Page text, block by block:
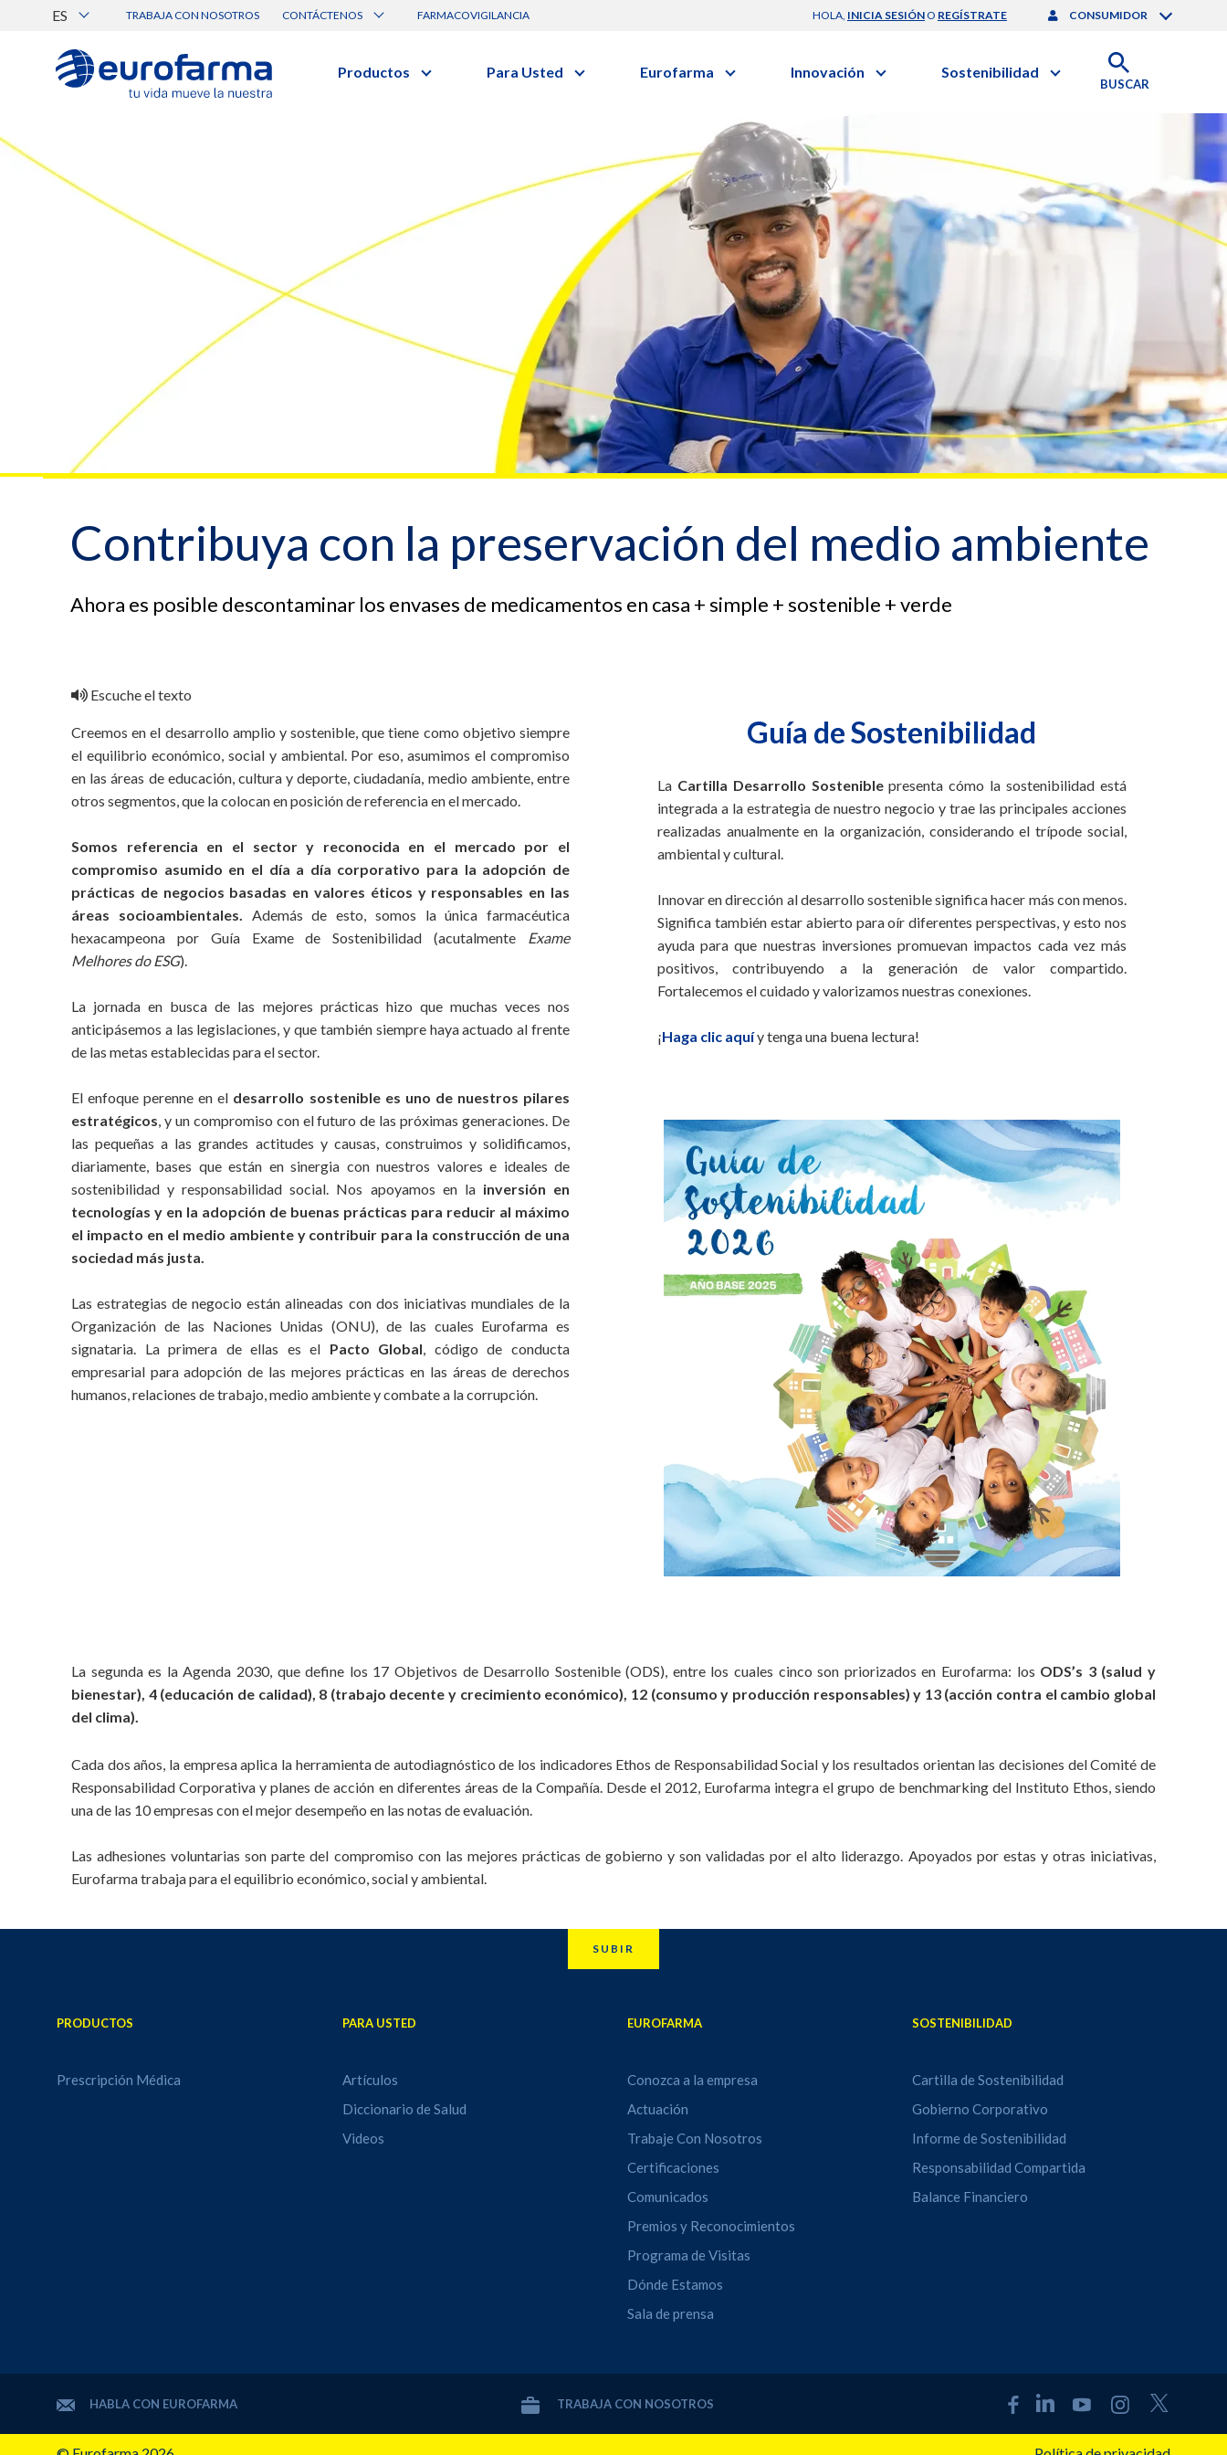
ES TRABAJA CON NOSOTROS CONTÁCTENOS
Canal de Ética Eurofarma
FARMACOVIGILANCIA HOLA, INICIA SESIÓNO REGÍSTRATE CONSUMIDOR
Productos
BUSCAR PRODUCTOS
BUSCAR POR CATEGORÍA
Prescripción
Médica
Para Usted Eurofarma
Trabaje Con Nosotros
Certificaciones
Comunicados
Premios y Reconocimientos
Programa de Visitas
Innovación
Nuevos Negocios
Investigación Clínica
Investigación y Desarrollo
Profesionales de Salud | EurON Pro
Sostenibilidad
Informe de Sostenibilidad
Responsabilidad Compartida
Balance Financiero
BUSCAR
Contribuya con la preservación del medio ambiente
Ahora es posible descontaminar los envases de medicamentos en casa + simple + sostenible + verde
Escuche el texto
Creemos en el desarrollo amplio y sostenible, que tiene como objetivo siempre
el equilibrio económico, social y ambiental. Por eso, asumimos el compromiso
en las áreas de educación, cultura y deporte, ciudadanía, medio ambiente, entre
otros segmentos, que la colocan en posición de referencia en el mercado.
Somos referencia en el sector y reconocida en el mercado por el
compromiso asumido en el día a día corporativo para la adopción de
prácticas de negocios basadas en valores éticos y responsables en las
áreas socioambientales.
Además de esto, somos la única farmacéutica
hexacampeona por Guía Exame de Sostenibilidad (acutalmente
Exame
Melhores do ESG).
La jornada en busca de las mejores prácticas hizo que muchas veces nos
anticipásemos a las legislaciones, y que también siempre haya actuado al frente
de las metas establecidas para el sector.
El enfoque perenne en el desarrollo sostenible es uno de nuestros pilares
estratégicos , y un compromiso con el futuro de las próximas generaciones. De
las pequeñas a las grandes actitudes y causas, construimos y solidificamos,
diariamente, bases que están en sinergia con nuestros valores e ideales de
sostenibilidad y responsabilidad social. Nos apoyamos en la inversión en
tecnologías y en la adopción de buenas prácticas para reducir al máximo
el impacto en el medio ambiente y contribuir para la construcción de una
sociedad más justa.
Las estrategias de negocio están alineadas con dos iniciativas mundiales de la
Organización de las Naciones Unidas (ONU), de las cuales Eurofarma es
signataria. La primera de ellas es el Pacto Global , código de conducta
empresarial para adopción de las mejores prácticas en las áreas de derechos
humanos, relaciones de trabajo, medio ambiente y combate a la corrupción.
Guía de Sostenibilidad
La Cartilla Desarrollo Sosteniblepresenta cómo la sostenibilidad está
integrada a la estrategia de nuestro negocio y trae las principales acciones
realizadas anualmente en la organización, considerando el trípode social,
ambiental y cultural.
Innovar en dirección al desarrollo sostenible significa hacer más con menos.
Significa también estar abierto para oír diferentes perspectivas, y esto nos
ayuda para que nuestras inversiones promuevan impactos cada vez más
positivos, contribuyendo a la generación de valor compartido.
Fortalecemos el cuidado y valorizamos nuestras conexiones.
¡Haga clic aquíy tenga una buena lectura!
La segunda es la Agenda 2030, que define los 17 Objetivos de Desarrollo Sostenible (ODS), entre los cuales cinco son priorizados en Eurofarma: los ODS’s 3 (salud y
bienestar), 4 (educación de calidad), 8 (trabajo decente y crecimiento económico), 12 (consumo y producción responsables) y 13 (acción contra el cambio global
del clima).
Cada dos años, la empresa aplica la herramienta de autodiagnóstico de los indicadores Ethos de Responsabilidad Social y los resultados orientan las decisiones del Comité de
Responsabilidad Corporativa y planes de acción en diferentes áreas de la Compañía. Desde el 2012, Eurofarma integra el grupo de benchmarking del Instituto Ethos, siendo
una de las 10 empresas con el mejor desempeño en las notas de evaluación.
Las adhesiones voluntarias son parte del compromiso con las mejores prácticas de gobierno y son validadas por el alto liderazgo. Apoyados por estas y otras iniciativas,
Eurofarma trabaja para el equilibrio económico, social y ambiental.
SUBIR
PRODUCTOS
Prescripción Médica
PARA USTED
Artículos
Diccionario de Salud
Videos
EUROFARMA
Conozca a la empresa
Actuación
Trabaje Con Nosotros
Certificaciones
Comunicados
Premios y Reconocimientos
Programa de Visitas
Dónde Estamos
Sala de prensa
SOSTENIBILIDAD
Cartilla de Sostenibilidad
Gobierno Corporativo
Informe de Sostenibilidad
Responsabilidad Compartida
Balance Financiero
HABLA CON EUROFARMA TRABAJA CON NOSOTROS